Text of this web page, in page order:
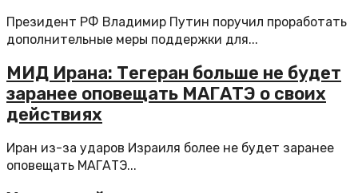
Президент РФ Владимир Путин поручил проработать
дополнительные меры поддержки для...
МИД Ирана: Тегеран больше не будет
заранее оповещать МАГАТЭ о своих
действиях
Иран из-за ударов Израиля более не будет заранее
оповещать МАГАТЭ...